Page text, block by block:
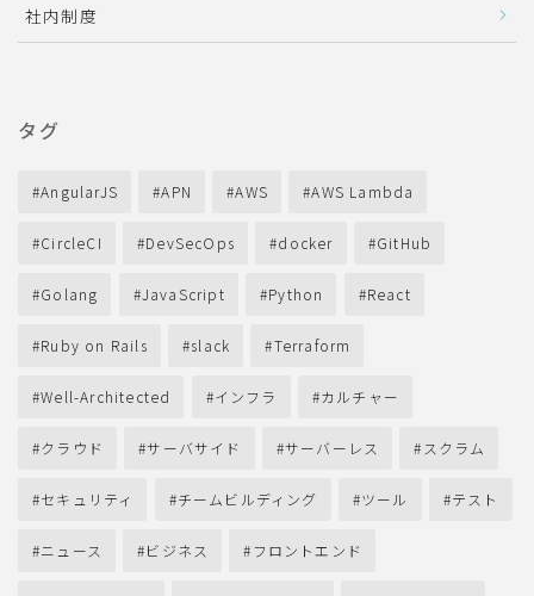
社内制度
タグ
AngularJS APN AWS AWS Lambda
CircleCI DevSecOps docker GitHub
Golang JavaScript Python React
Ruby on Rails slack Terraform
Well-Architected インフラ カルチャー
クラウド サーバサイド サーバーレス スクラム
セキュリティ チームビルディング ツール テスト
ニュース ビジネス フロントエンド